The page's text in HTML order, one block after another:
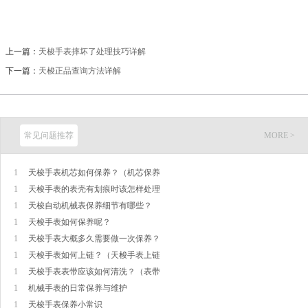
上一篇： 天梭手表摔坏了处理技巧详解
下一篇： 天梭正品查询方法详解
常见问题推荐 MORE >
1
天梭手表机芯如何保养？（机芯保养
1
天梭手表的表壳有划痕时该怎样处理
1
天梭自动机械表保养细节有哪些？
1
天梭手表如何保养呢？
1
天梭手表大概多久需要做一次保养？
1
天梭手表如何上链？（天梭手表上链
1
天梭手表表带应该如何清洗？（表带
1
机械手表的日常保养与维护
1
天梭手表保养小常识